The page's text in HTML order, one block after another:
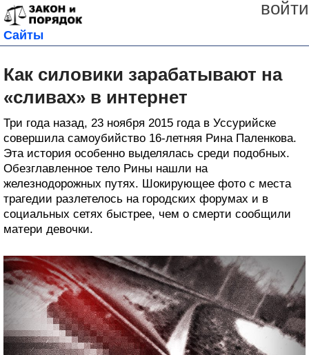
войти
Сайты
Как силовики зарабатывают на
«сливах» в интернет
Три года назад, 23 ноября 2015 года в Уссурийске
совершила самоубийство 16-летняя Рина Паленкова.
Эта история особенно выделялась среди подобных.
Обезглавленное тело Рины нашли на
железнодорожных путях. Шокирующее фото с места
трагедии разлетелось на городских форумах и в
социальных сетях быстрее, чем о смерти сообщили
матери девочки.